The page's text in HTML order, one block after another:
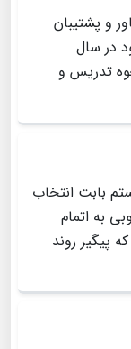
و پشتیبان
در سال
تدریس و
بابت انتخاب
به خوبی به اتمام
پیگیر روند